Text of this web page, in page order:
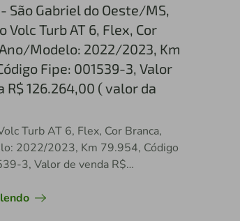
- São Gabriel do Oeste/MS,
Volc Turb AT 6, Flex, Cor
Modelo: 2022/2023, Km
Fipe: 001539-3, Valor
R$ 126.264,00 ( valor da
Turb AT 6, Flex, Cor Branca,
2022/2023, Km 79.954, Código
3, Valor de venda R$